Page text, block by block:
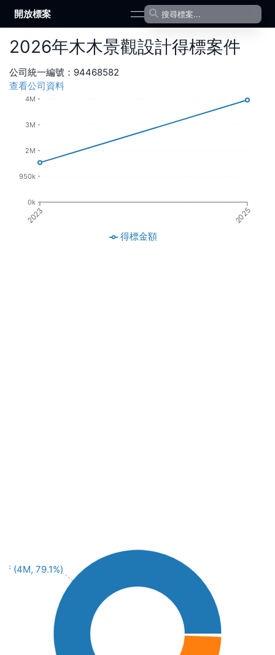
開放標案 open navigation menu
2026年木木景觀設計得標案件
公司統一編號： 94468582
查看公司資料
2023 2025
0k
950k
2M
3M
4M
得標金額
(4M, 79.1%)